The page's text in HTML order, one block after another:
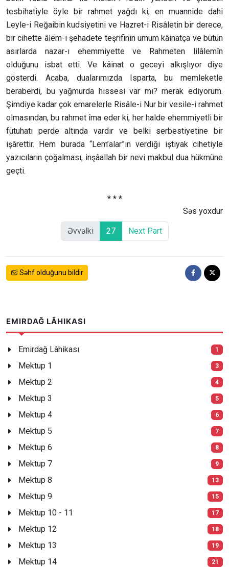
tesbihatiyle öyle bir rahmet yağdı ki; en muannide dahi
Leyle-i Reğaibin kudsiyetini ve Hazret-i Risâletin bir derece,
bir cihette âlem-i şehadete teşrifinin umum kâinatça ve bütün
asırlarda nazar-ı ehemmiyette ve Rahmeten lilâlemîn
olduğunu isbat etti. Ve kâinat o geceyi alkışlıyor diye
gösterdi. Acaba, dualarımızda Isparta, bu memleketle
beraberdi, bu yağmurda hissesi var mı? merak ediyorum.
Şimdiye kadar çok emarelerle Risâle-i Nur bir vesile-i rahmet
olmasından, bu rahmet îma eder ki, her halde ehemmiyetli bir
fütuhatı perde altında vardır ve belki serbestiyetine bir
işârettir. Hem burada “Lem’alar”ın verdiği iştiyak cihetiyle
yazıcıların çoğalması, inşâallah bir nevi makbul dua hükmüne
geçti.
* * *
Səs yoxdur
Əvvəlki 27 Next Part
Səhf olduğunu bildir
EMIRDAĞ LÂHIKASI
Emirdağ Lâhikası 1
Mektup 1 3
Mektup 2 4
Mektup 3 5
Mektup 4 6
Mektup 5 7
Mektup 6 8
Mektup 7 9
Mektup 8 13
Mektup 9 15
Mektup 10 - 11 17
Mektup 12 18
Mektup 13 19
Mektup 14 21